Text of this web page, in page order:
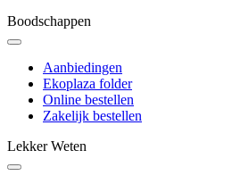
Boodschappen
Aanbiedingen
Ekoplaza folder
Online bestellen
Zakelijk bestellen
Lekker Weten